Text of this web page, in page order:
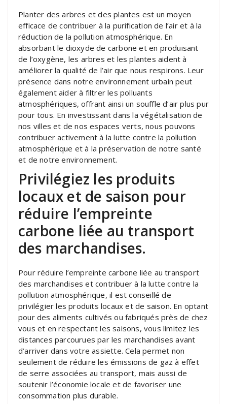
Planter des arbres et des plantes est un moyen
efficace de contribuer à la purification de l’air et à la
réduction de la pollution atmosphérique. En
absorbant le dioxyde de carbone et en produisant
de l’oxygène, les arbres et les plantes aident à
améliorer la qualité de l’air que nous respirons. Leur
présence dans notre environnement urbain peut
également aider à filtrer les polluants
atmosphériques, offrant ainsi un souffle d’air plus pur
pour tous. En investissant dans la végétalisation de
nos villes et de nos espaces verts, nous pouvons
contribuer activement à la lutte contre la pollution
atmosphérique et à la préservation de notre santé
et de notre environnement.
Privilégiez les produits
locaux et de saison pour
réduire l’empreinte
carbone liée au transport
des marchandises.
Pour réduire l’empreinte carbone liée au transport
des marchandises et contribuer à la lutte contre la
pollution atmosphérique, il est conseillé de
privilégier les produits locaux et de saison. En optant
pour des aliments cultivés ou fabriqués près de chez
vous et en respectant les saisons, vous limitez les
distances parcourues par les marchandises avant
d’arriver dans votre assiette. Cela permet non
seulement de réduire les émissions de gaz à effet
de serre associées au transport, mais aussi de
soutenir l’économie locale et de favoriser une
consommation plus durable.